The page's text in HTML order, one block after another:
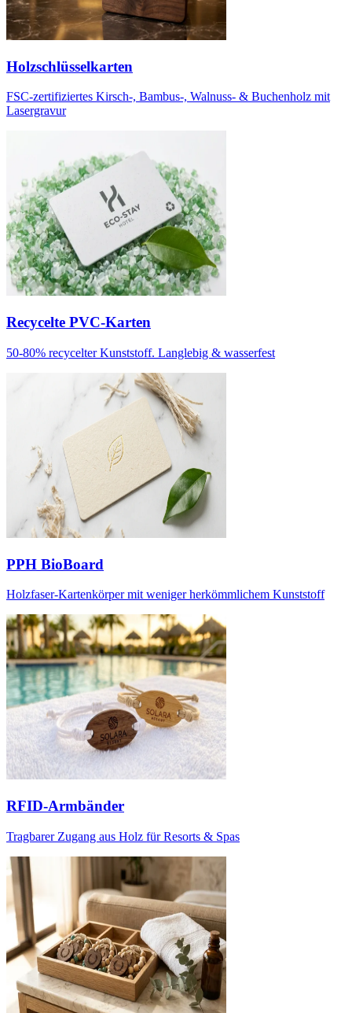
Holzschlüsselkarten
FSC-zertifiziertes Kirsch-, Bambus-, Walnuss- & Buchenholz mit
Lasergravur
Recycelte PVC-Karten
50-80% recycelter Kunststoff. Langlebig & wasserfest
PPH BioBoard
Holzfaser-Kartenkörper mit weniger herkömmlichem Kunststoff
RFID-Armbänder
Tragbarer Zugang aus Holz für Resorts & Spas